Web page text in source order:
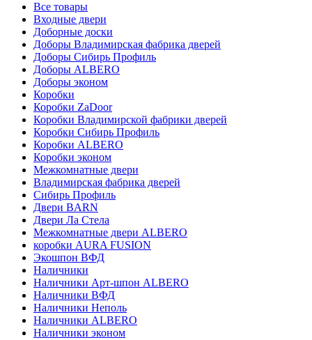
Все товары
Входные двери
Доборные доски
Доборы Владимирская фабрика дверей
Доборы Сибирь Профиль
Доборы ALBERO
Доборы эконом
Коробки
Коробки ZaDoor
Коробки Владимирской фабрики дверей
Коробки Сибирь Профиль
Коробки ALBERO
Коробки эконом
Межкомнатные двери
Владимирская фабрика дверей
Сибирь Профиль
Двери BARN
Двери Ла Стела
Межкомнатные двери ALBERO
коробки AURA FUSION
Экошпон ВФД
Наличники
Наличники Арт-шпон ALBERO
Наличники ВФД
Наличники Неполь
Наличники ALBERO
Наличники эконом